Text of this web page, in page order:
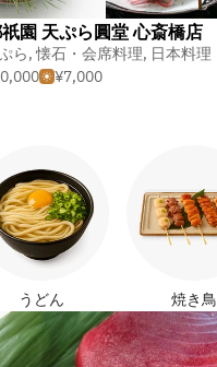
園 天ぷら圓堂 心斎橋店
ら,懐石・会席料理, 日本料理
¥7,000
うどん 焼き鳥